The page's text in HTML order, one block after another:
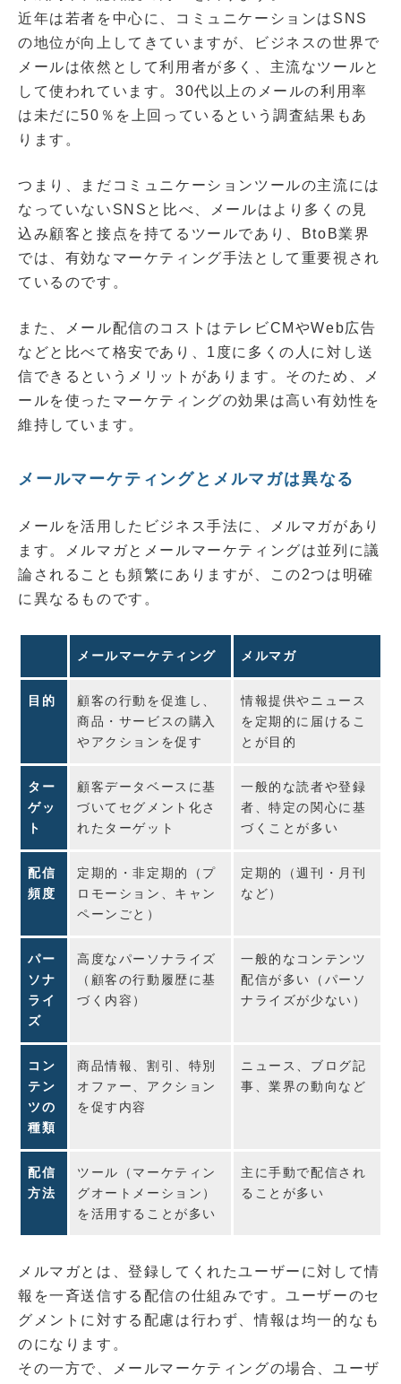
近年は若者を中心に、コミュニケーションはSNS
の地位が向上してきていますが、ビジネスの世界で
メールは依然として利用者が多く、主流なツールと
して使われています。30代以上のメールの利用率
は未だに50％を上回っているという調査結果もあ
ります。
つまり、まだコミュニケーションツールの主流には
なっていないSNSと比べ、メールはより多くの見
込み顧客と接点を持てるツールであり、BtoB業界
では、有効なマーケティング手法として重要視され
ているのです。
また、メール配信のコストはテレビCMやWeb広告
などと比べて格安であり、1度に多くの人に対し送
信できるというメリットがあります。そのため、メ
ールを使ったマーケティングの効果は高い有効性を
維持しています。
メールマーケティングとメルマガは異なる
メールを活用したビジネス手法に、メルマガがあり
ます。メルマガとメールマーケティングは並列に議
論されることも頻繁にありますが、この2つは明確
に異なるものです。
メールマーケティング メルマガ
目的
顧客の行動を促進し、
商品・サービスの購入
やアクションを促す
情報提供やニュース
を定期的に届けるこ
とが目的
ター
ゲッ
ト
顧客データベースに基
づいてセグメント化さ
れたターゲット
一般的な読者や登録
者、特定の関心に基
づくことが多い
配信
頻度
定期的・非定期的（プ
ロモーション、キャン
ペーンごと）
定期的（週刊・月刊
など）
パー
ソナ
ライ
ズ
高度なパーソナライズ
（顧客の行動履歴に基
づく内容）
一般的なコンテンツ
配信が多い（パーソ
ナライズが少ない）
コン
テン
ツの
種類
商品情報、割引、特別
オファー、アクション
を促す内容
ニュース、ブログ記
事、業界の動向など
配信
方法
ツール（マーケティン
グオートメーション）
を活用することが多い
主に手動で配信され
ることが多い
メルマガとは、登録してくれたユーザーに対して情
報を一斉送信する配信の仕組みです。ユーザーのセ
グメントに対する配慮は行わず、情報は均一的なも
のになります。
その一方で、メールマーケティングの場合、ユーザ